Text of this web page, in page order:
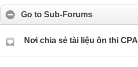
Go to Sub-Forums
Nơi chia sẻ tài liệu ôn thi CPA